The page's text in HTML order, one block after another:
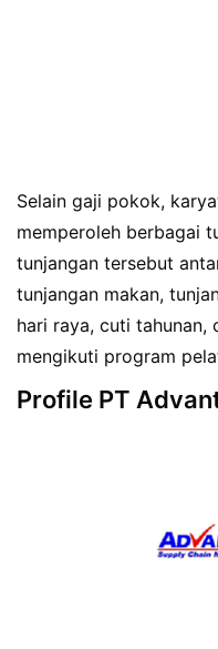
Selain gaji pokok,
memperoleh berbagai
tunjangan tersebut
tunjangan makan,
hari raya, cuti tahunan,
mengikuti program
Profile PT